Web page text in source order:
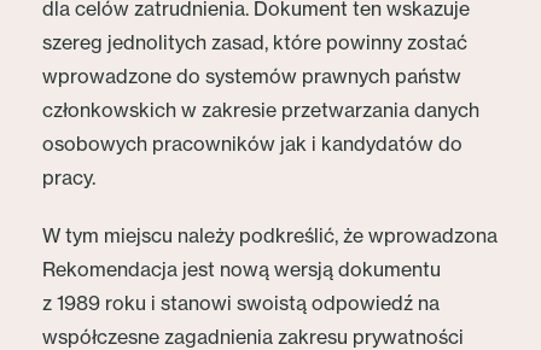
dla celów zatrudnienia. Dokument ten wskazuje
szereg jednolitych zasad, które powinny zostać
wprowadzone do systemów prawnych państw
członkowskich w zakresie przetwarzania danych
osobowych pracowników jak i kandydatów do
pracy.
W tym miejscu należy podkreślić, że wprowadzona
Rekomendacja jest nową wersją dokumentu
z 1989 roku i stanowi swoistą odpowiedź na
współczesne zagadnienia zakresu prywatności